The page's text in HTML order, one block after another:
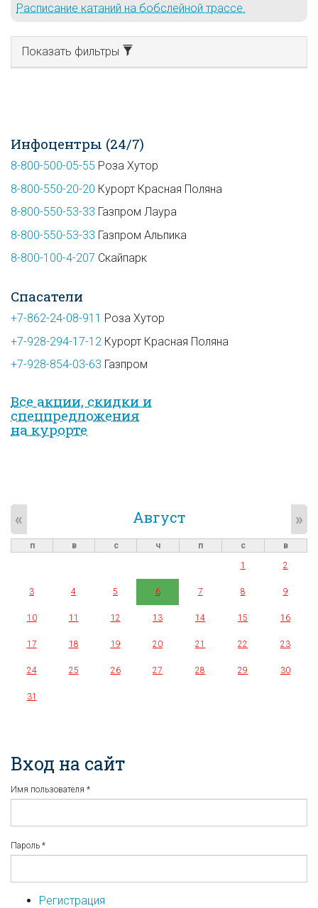
Расписание катаний на бобслейной трассе.
Показать фильтры
Инфоцентры (24/7)
8-800-500-05-55 Роза Хутор
8-800-550-20-20 Курорт Красная Поляна
8-800-550-53-33 Газпром Лаура
8-800-550-53-33 Газпром Альпика
8-800-100-4-207 Скайпарк
Спасатели
+7-862-24-08-911 Роза Хутор
+7-928-294-17-12 Курорт Красная Поляна
+7-928-854-03-63 Газпром
Все акции, скидки и
спец­предложе­ния
на курорте
Август
« »
п в с ч п с
в
1
2
3 4 5 6 7 8 9
10 11 12 13 14 15 16
17 18 19 20 21 22 23
24 25 26 27 28 29 30
31
Вход на сайт
Имя пользователя *
Пароль *
Регистрация